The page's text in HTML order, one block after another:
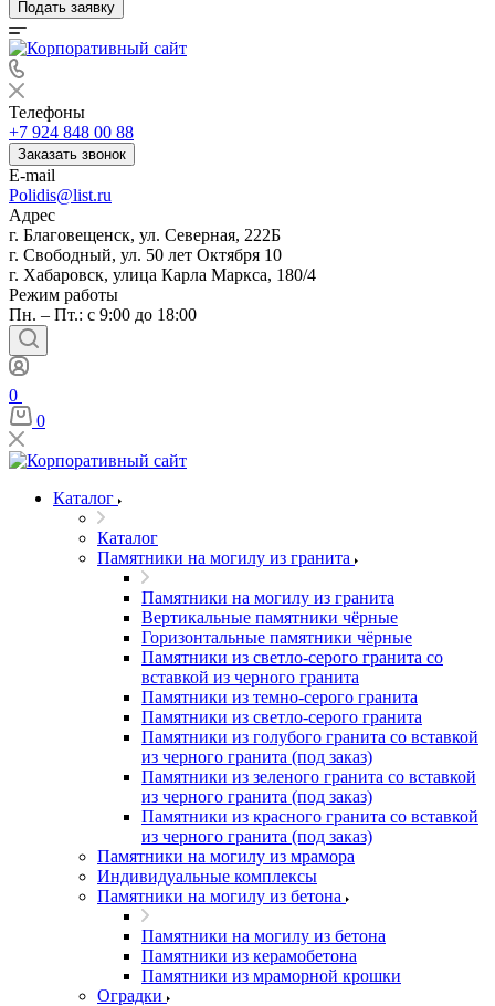
Подать заявку
Телефоны
+7 924 848 00 88
Заказать звонок
E-mail
Polidis@list.ru
Адрес
г. Благовещенск, ул. Северная, 222Б
г. Свободный, ул. 50 лет Октября 10
г. Хабаровск, улица Карла Маркса, 180/4
Режим работы
Пн. – Пт.: с 9:00 до 18:00
0
0
Каталог
Каталог
Памятники на могилу из гранита
Памятники на могилу из гранита
Вертикальные памятники чёрные
Горизонтальные памятники чёрные
Памятники из светло-серого гранита со
вставкой из черного гранита
Памятники из темно-серого гранита
Памятники из светло-серого гранита
Памятники из голубого гранита со вставкой
из черного гранита (под заказ)
Памятники из зеленого гранита со вставкой
из черного гранита (под заказ)
Памятники из красного гранита со вставкой
из черного гранита (под заказ)
Памятники на могилу из мрамора
Индивидуальные комплексы
Памятники на могилу из бетона
Памятники на могилу из бетона
Памятники из керамобетона
Памятники из мраморной крошки
Оградки